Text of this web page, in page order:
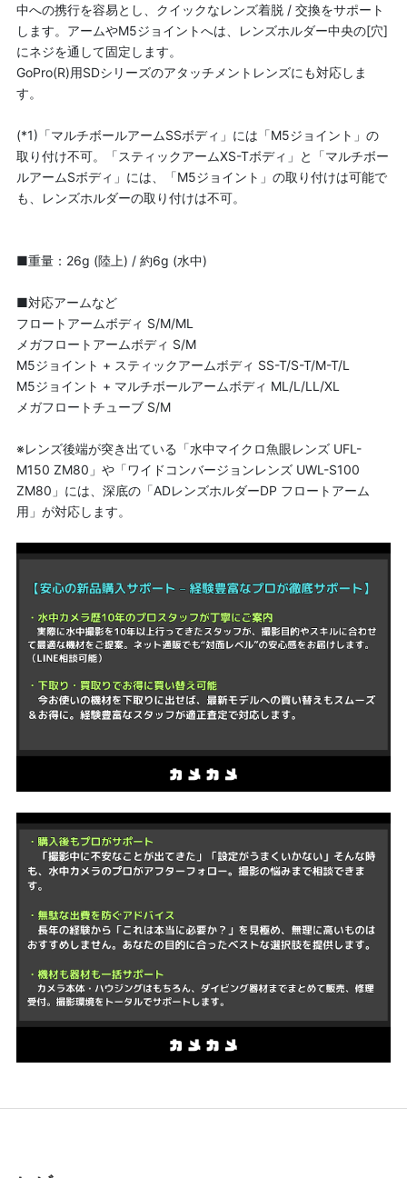
中への携行を容易とし、クイックなレンズ着脱 / 交換をサポート
します。アームやM5ジョイントへは、レンズホルダー中央の[穴]
にネジを通して固定します。
GoPro(R)用SDシリーズのアタッチメントレンズにも対応しま
す。
(*1)「マルチボールアームSSボディ」には「M5ジョイント」の
取り付け不可。「スティックアームXS-Tボディ」と「マルチボー
ルアームSボディ」には、「M5ジョイント」の取り付けは可能で
も、レンズホルダーの取り付けは不可。
■重量：26g (陸上) / 約6g (水中)
■対応アームなど
フロートアームボディ S/M/ML
メガフロートアームボディ S/M
M5ジョイント + スティックアームボディ SS-T/S-T/M-T/L
M5ジョイント + マルチボールアームボディ ML/L/LL/XL
メガフロートチューブ S/M
※レンズ後端が突き出ている「水中マイクロ魚眼レンズ UFL-
M150 ZM80」や「ワイドコンバージョンレンズ UWL-S100
ZM80」には、深底の「ADレンズホルダーDP フロートアーム
用」が対応します。